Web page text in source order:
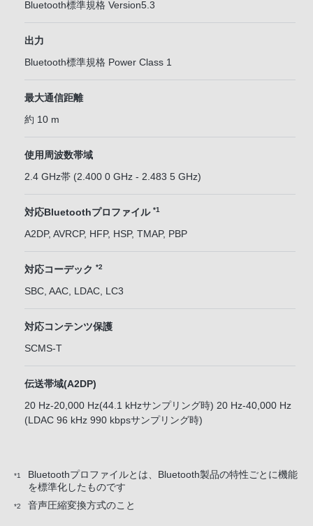
Bluetooth標準規格 Version5.3
出力
Bluetooth標準規格 Power Class 1
最大通信距離
約 10 m
使用周波数帯域
2.4 GHz帯 (2.400 0 GHz - 2.483 5 GHz)
対応Bluetoothプロファイル *1
A2DP, AVRCP, HFP, HSP, TMAP, PBP
対応コーデック *2
SBC, AAC, LDAC, LC3
対応コンテンツ保護
SCMS-T
伝送帯域(A2DP)
20 Hz-20,000 Hz(44.1 kHzサンプリング時) 20 Hz-40,000 Hz
(LDAC 96 kHz 990 kbpsサンプリング時)
*1
Bluetoothプロファイルとは、Bluetooth製品の特性ごとに機能
を標準化したものです
*2 音声圧縮変換方式のこと